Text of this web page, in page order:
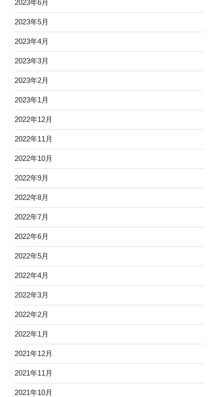
2023年6月
2023年5月
2023年4月
2023年3月
2023年2月
2023年1月
2022年12月
2022年11月
2022年10月
2022年9月
2022年8月
2022年7月
2022年6月
2022年5月
2022年4月
2022年3月
2022年2月
2022年1月
2021年12月
2021年11月
2021年10月